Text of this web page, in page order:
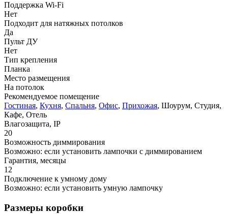
Поддержка Wi-Fi
Нет
Подходит для натяжных потолков
Да
Пульт ДУ
Нет
Тип крепления
Планка
Место размещения
На потолок
Рекомендуемое помещение
Гостиная, Кухня, Спальня, Офис, Прихожая, Шоурум, Студия,
Кафе, Отель
Влагозащита, IP
20
Возможность диммирования
Возможно: если установить лампочки с диммированием
Гарантия, месяцы
12
Подключение к умному дому
Возможно: если установить умную лампочку
Размеры коробки